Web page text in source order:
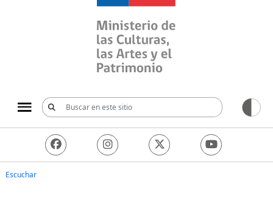
Ministerio de las
Escuchar